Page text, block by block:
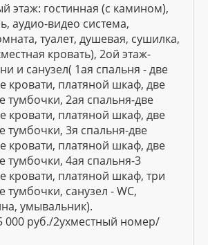
этаж: гостинная (с камином),
аудио-видео система,
туалет, душевая, сушилка,
кровать), 2ой этаж-
и санузел( 1ая спальня - две
кровати, платяной шкаф, две
тумбочки, 2ая спальня-две
кровати, платяной шкаф, две
тумбочки, 3я спальня-две
кровати, платяной шкаф, две
тумбочки, 4ая спальня-3
кровати, платяной шкаф, три
тумбочки, санузел - WC,
умывальник).
000 руб./2ухместный номер/